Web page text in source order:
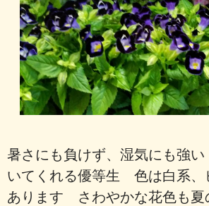
暑さにも負けず、湿気にも強
いてくれる優等生 色は白系、
あります さわやかな花色も夏